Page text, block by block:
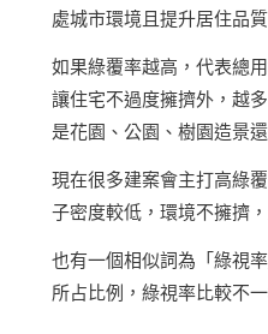
處城市環境且提升居住品質
如果綠覆率越高，代表總
讓住宅不過度擁擠外，越
是花園、公園、樹園造景
現在很多建案會主打高綠
子密度較低，環境不擁擠
也有一個相似詞為「綠視
所占比例，綠視率比較不